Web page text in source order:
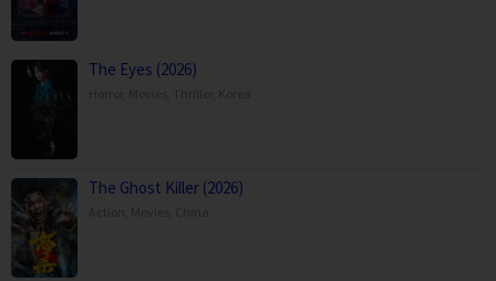
The Eyes (2026)
The Ghost Killer (2026)